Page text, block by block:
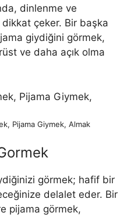
dinlenme ve
çeker. Bir başka
giydiğini görmek,
ve daha açık olma
Pijama Giymek, Almak
görmek; hafif bir
delalet eder. Bir
pijama görmek,